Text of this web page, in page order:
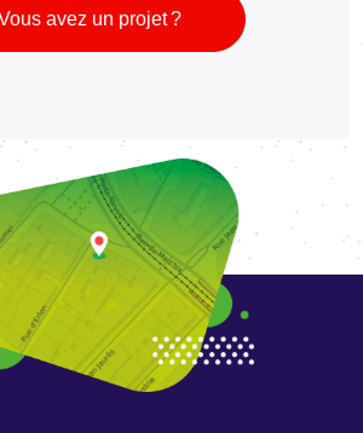
avez un projet ?